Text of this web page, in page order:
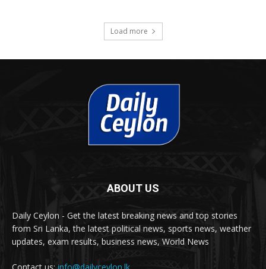
Load more
ABOUT US
Daily Ceylon - Get the latest breaking news and top stories
from Sri Lanka, the latest political news, sports news, weather
updates, exam results, business news, World News